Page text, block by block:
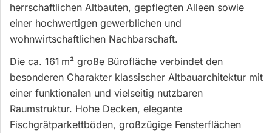
herrschaftlichen Altbauten, gepflegten Alleen sowie
einer hochwertigen gewerblichen und
wohnwirtschaftlichen Nachbarschaft.
Die ca. 161 m² große Bürofläche verbindet den
besonderen Charakter klassischer Altbauarchitektur mit
einer funktionalen und vielseitig nutzbaren
Raumstruktur. Hohe Decken, elegante
Fischgrätparkettböden, großzügige Fensterflächen